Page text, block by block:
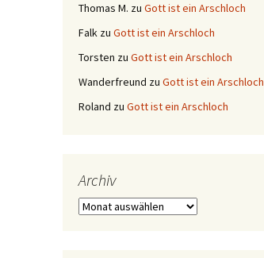
Thomas M. zu Gott ist ein Arschloch
Falk zu Gott ist ein Arschloch
Torsten zu Gott ist ein Arschloch
Wanderfreund zu Gott ist ein Arschloch
Roland zu Gott ist ein Arschloch
Archiv
Archiv